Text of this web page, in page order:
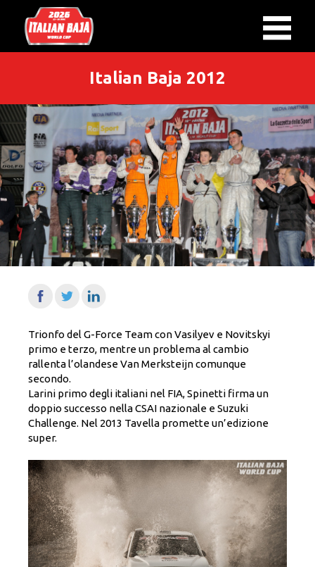
Italian Baja 2012
Trionfo del G-Force Team con Vasilyev e Novitskyi
primo e terzo, mentre un problema al cambio
rallenta l’olandese Van Merksteijn comunque
secondo.
Larini primo degli italiani nel FIA, Spinetti firma un
doppio successo nella CSAI nazionale e Suzuki
Challenge. Nel 2013 Tavella promette un’edizione
super.